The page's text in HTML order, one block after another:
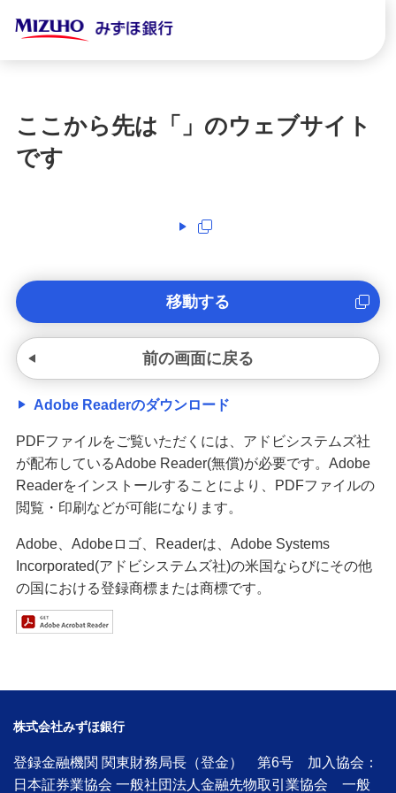
ここから先は「 」のウェブサイト
です
移動する
前の画面に戻る
Adobe Readerのダウンロード
PDFファイルをご覧いただくには、アドビシステムズ社
が配布しているAdobe Reader(無償)が必要です。Adobe
Readerをインストールすることにより、PDFファイルの
閲覧・印刷などが可能になります。
Adobe、Adobeロゴ、Readerは、Adobe Systems
Incorporated(アドビシステムズ社)の米国ならびにその他
の国における登録商標または商標です。
株式会社みずほ銀行
登録金融機関 関東財務局長（登金） 第6号 加入協会：
日本証券業協会 一般社団法人金融先物取引業協会 一般